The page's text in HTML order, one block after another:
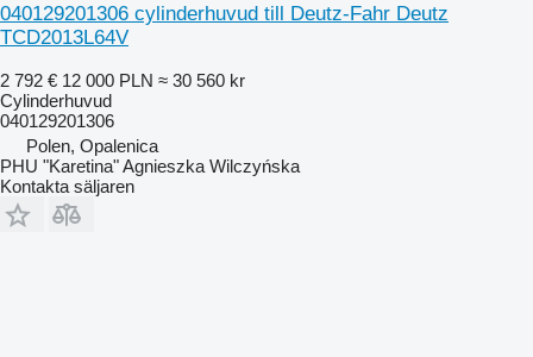
040129201306 cylinderhuvud till Deutz-Fahr Deutz
TCD2013L64V
2 792 € 12 000 PLN ≈ 30 560 kr
Cylinderhuvud
040129201306
Polen, Opalenica
PHU "Karetina" Agnieszka Wilczyńska
Kontakta säljaren